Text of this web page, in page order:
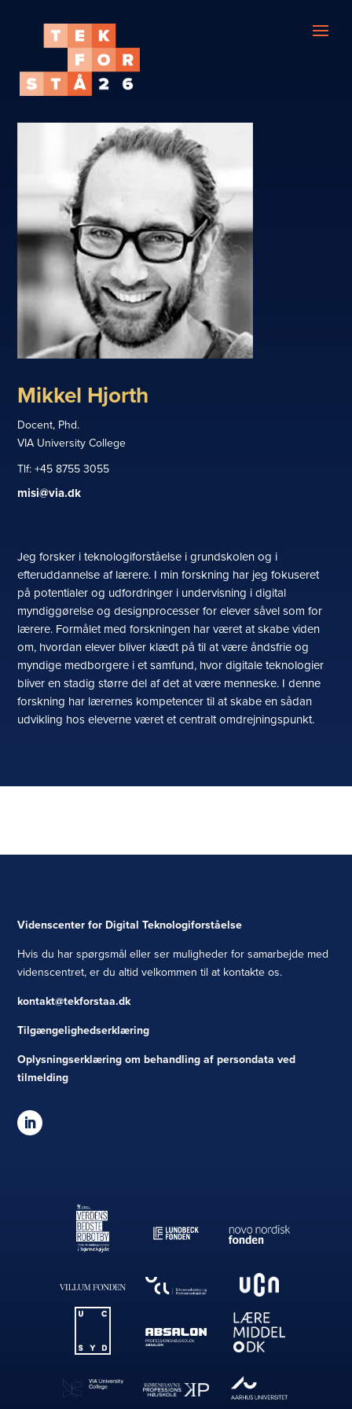
Mikkel Hjorth
Docent, Phd.
VIA University College
+45 8755 3055
misi@via.dk
Jeg forsker i teknologiforståelse i grundskolen og i
efteruddannelse af lærere. I min forskning har jeg fokuseret
på potentialer og udfordringer i undervisning i digital
myndiggørelse og designprocesser for elever såvel som for
lærere. Formålet med forskningen har været at skabe viden
om, hvordan elever bliver klædt på til at være åndsfrie og
myndige medborgere i et samfund, hvor digitale teknologier
bliver en stadig større del af det at være menneske. I denne
forskning har lærernes kompetencer til at skabe en sådan
udvikling hos eleverne været et centralt omdrejningspunkt.
Videnscenter for Digital Teknologiforståelse
Hvis du har spørgsmål eller ser muligheder for samarbejde med
videnscentret, er du altid velkommen til at kontakte os.
kontakt@tekforstaa.dk
Tilgængelighedserklæring
Oplysningserklæring om behandling af persondata ved
tilmelding